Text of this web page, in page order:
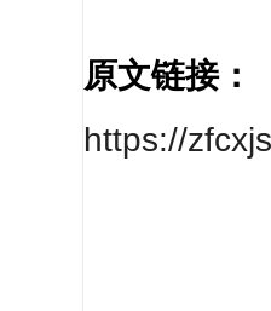
原文链接：
https://